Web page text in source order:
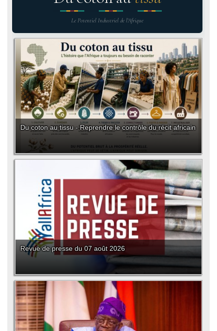
Le Potentiel Industriel de l'Afrique
Du coton au tissu - Reprendre le contrôle du récit africain
Revue de presse du 07 août 2026